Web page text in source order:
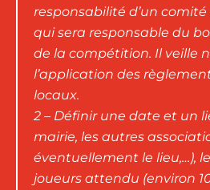
responsabilité d’un comité
qui sera responsable du
de la compétition. Il veille
l’application des
locaux.
2 – Définir une date et un
mairie, les autres
éventuellement le lieu,…),
joueurs attendu (environ